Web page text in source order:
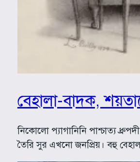
বেহালা-বাদক,
নিকোলো প্যাগানিনি পাশ্চাত্য
তৈরি সুর এখনো জনপ্রিয়। বহু